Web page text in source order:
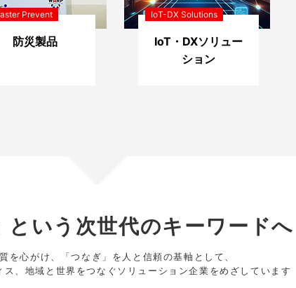
Prevent
防災製品
IoT-DX Solutions
IoT・DXソリュー
ション
という次世代のキーワードへ
を心がけ、「つなぎ」を人と信頼の基軸として、
ス、地域と世界をつなぐソリューション企業をめざしています